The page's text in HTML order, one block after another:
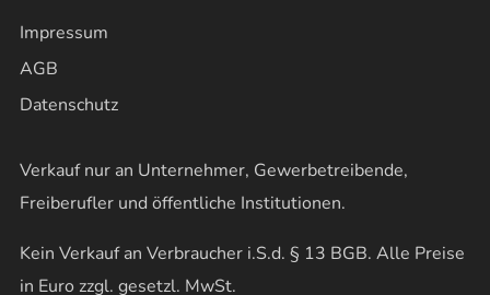
Impressum
AGB
Datenschutz
Verkauf nur an Unternehmer, Gewerbetreibende,
Freiberufler und öffentliche Institutionen.
Kein Verkauf an Verbraucher i.S.d. § 13 BGB. Alle Preise
in Euro zzgl. gesetzl. MwSt.